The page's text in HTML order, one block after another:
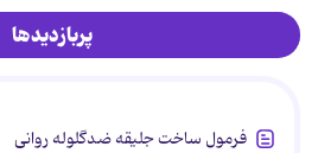
پربازدیدها
فرمول ساخت جلیقه ضدگلوله روانی